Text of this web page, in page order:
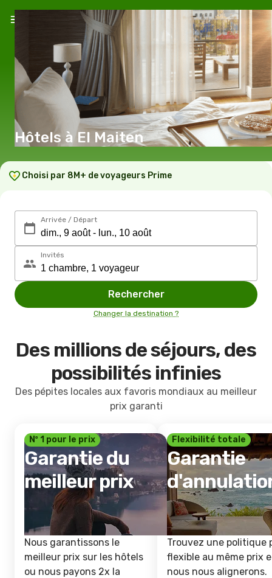
Hôtels à El Maiten
Choisi par 8M+ de voyageurs Prime
Arrivée / Départ
Invités
Rechercher
Changer la destination ?
Des millions de séjours, des
possibilités infinies
Des pépites locales aux favoris mondiaux au meilleur
prix garanti
Nº 1 pour le prix
Garantie du
meilleur prix
Nous garantissons le
meilleur prix sur les hôtels
ou nous payons 2x la
Flexibilité totale
Garantie
Trouvez une politique
flexible au même prix
nous nous alignerons.